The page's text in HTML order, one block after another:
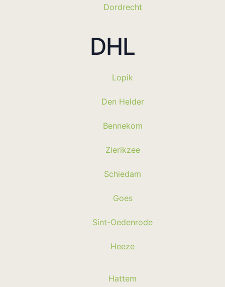
Dordrecht
DHL
Lopik
Den Helder
Bennekom
Zierikzee
Schiedam
Goes
Sint-Oedenrode
Heeze
Hattem